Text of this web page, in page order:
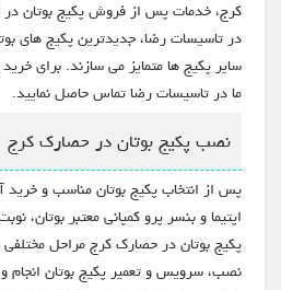
کرج، خدمات پس از فروش پکیج بوتان در
در تاسیسات رضا، جدیدترین پکیج های
سایر پکیج ها متمایز می سازند. برای
ما در تاسیسات رضا تماس حاصل نمایید.
نصب پکیج بوتان در حصارک کرج
پس از انتخاب پکیج بوتان مناسب و خرید
اپتیما و بنسر پرو کمپانی معتبر
پکیج بوتان در حصارک کرج مراحل مختلفی
نصب، سرویس و تعمیر پکیج بوتان